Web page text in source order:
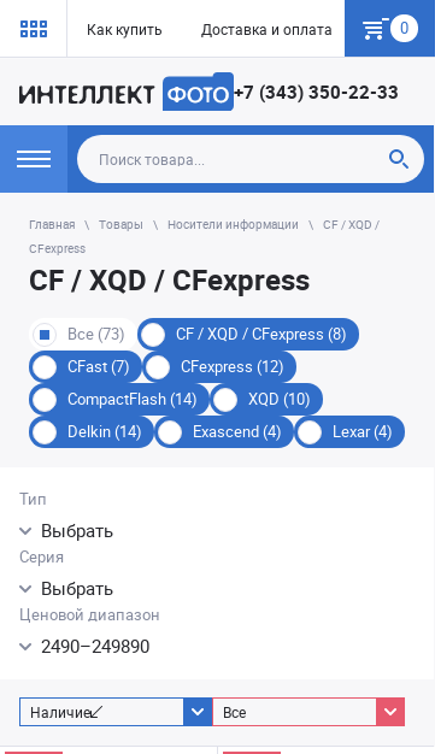
Как купить Доставка и оплата Гарантия
0
+7 (343) 350-22-33
Главная Товары Носители информации
CF / XQD /
CFexpress
CF / XQD / CFexpress
Все (73)
CF / XQD / CFexpress (8)
CFast (7)
CFexpress (12)
CompactFlash (14)
XQD (10)
Delkin (14)
Exascend (4) Lexar (4)
Тип
Выбрать
Серия
Выбрать
Ценовой диапазон
2490–249890
Наличие Все